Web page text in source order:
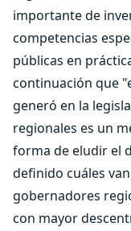
importante de
competencias
públicas en
continuación que
generó en la
regionales es un
forma de eludir el
definido cuáles
gobernadores
con mayor